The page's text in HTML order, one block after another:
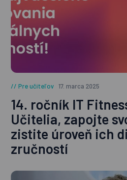
Pre učiteľov 17. marca 2025
14. ročník IT
Učitelia, zapojte
zistite úroveň ich
zručností